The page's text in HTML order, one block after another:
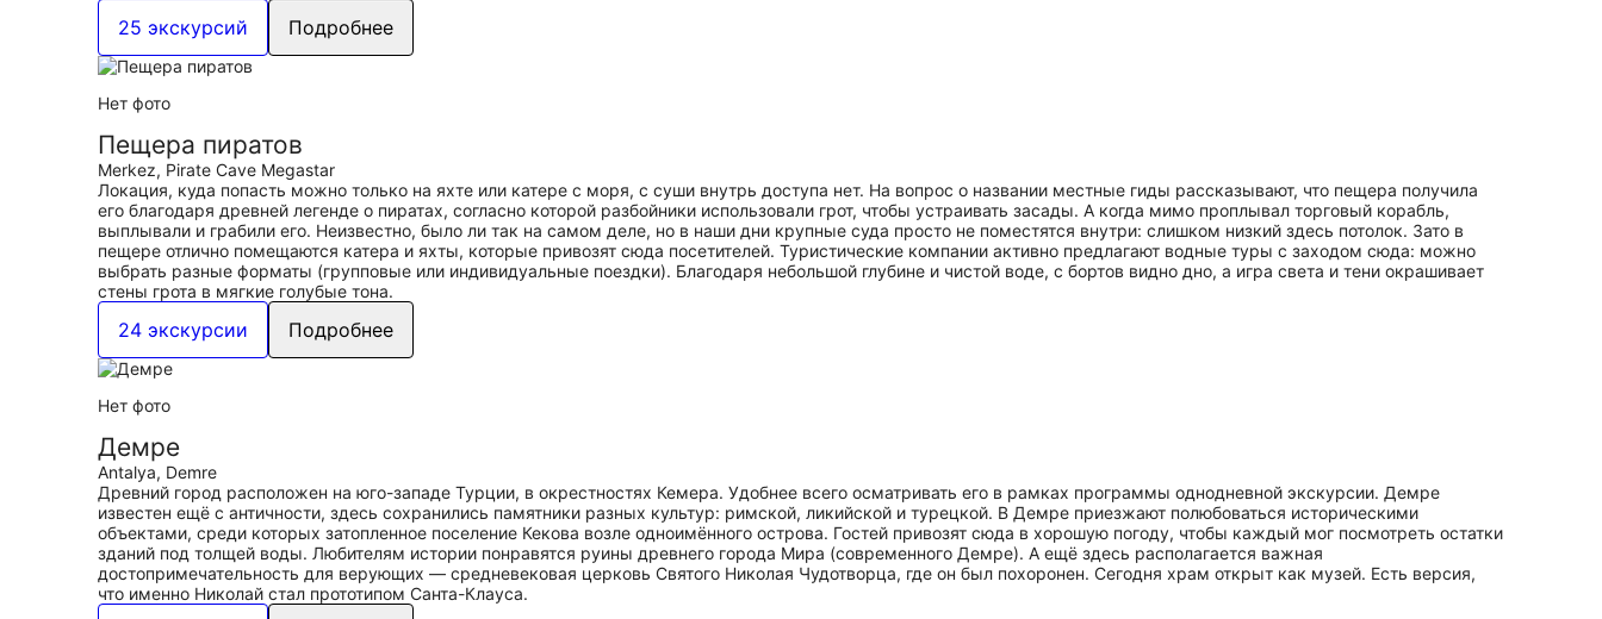
25 экскурсий Подробнее
Нет фото
Пещера пиратов
Merkez, Pirate Cave Megastar
Локация, куда попасть можно только на яхте или катере с моря, с суши внутрь доступа нет. На вопрос о названии местные гиды рассказывают, что пещера получила
его благодаря древней легенде о пиратах, согласно которой разбойники использовали грот, чтобы устраивать засады. А когда мимо проплывал торговый корабль,
выплывали и грабили его. Неизвестно, было ли так на самом деле, но в наши дни крупные суда просто не поместятся внутри: слишком низкий здесь потолок. Зато в
пещере отлично помещаются катера и яхты, которые привозят сюда посетителей. Туристические компании активно предлагают водные туры с заходом сюда: можно
выбрать разные форматы (групповые или индивидуальные поездки). Благодаря небольшой глубине и чистой воде, с бортов видно дно, а игра света и тени окрашивает
стены грота в мягкие голубые тона.
24 экскурсии Подробнее
Нет фото
Демре
Antalya, Demre
Древний город расположен на юго-западе Турции, в окрестностях Кемера. Удобнее всего осматривать его в рамках программы однодневной экскурсии. Демре
известен ещё с античности, здесь сохранились памятники разных культур: римской, ликийской и турецкой. В Демре приезжают полюбоваться историческими
объектами, среди которых затопленное поселение Кекова возле одноимённого острова. Гостей привозят сюда в хорошую погоду, чтобы каждый мог посмотреть остатки
зданий под толщей воды. Любителям истории понравятся руины древнего города Мира (современного Демре). А ещё здесь располагается важная
достопримечательность для верующих — средневековая церковь Святого Николая Чудотворца, где он был похоронен. Сегодня храм открыт как музей. Есть версия,
что именно Николай стал прототипом Санта-Клауса.